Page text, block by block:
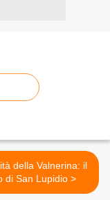
della Valnerina: il
culto di San Lupidio >